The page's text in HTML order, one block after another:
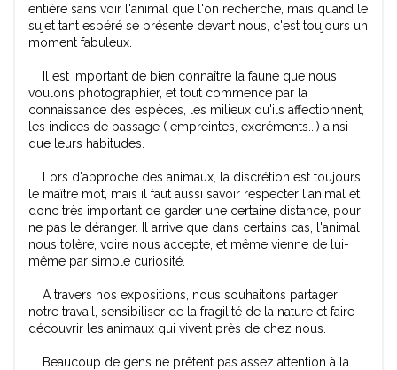
entière sans voir l'animal que l'on recherche, mais quand le
sujet tant espéré se présente devant nous, c'est toujours un
moment fabuleux.
Il est important de bien connaître la faune que nous
voulons photographier, et tout commence par la
connaissance des espèces, les milieux qu'ils affectionnent,
les indices de passage ( empreintes, excréments...) ainsi
que leurs habitudes.
Lors d'approche des animaux, la discrétion est toujours
le maître mot, mais il faut aussi savoir respecter l'animal et
donc très important de garder une certaine distance, pour
ne pas le déranger. Il arrive que dans certains cas, l'animal
nous tolère, voire nous accepte, et même vienne de lui-
même par simple curiosité.
A travers nos expositions, nous souhaitons partager
notre travail, sensibiliser de la fragilité de la nature et faire
découvrir les animaux qui vivent près de chez nous.
Beaucoup de gens ne prêtent pas assez attention à la